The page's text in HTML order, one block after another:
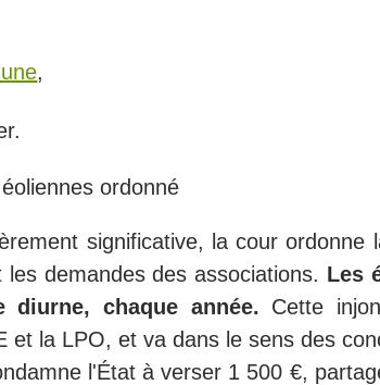
,
ordonné
significative, la cour
demandes des associations. Les
diurne, chaque année. Cette
et la LPO, et va dans le sens des
l'État à verser 1 500 €,